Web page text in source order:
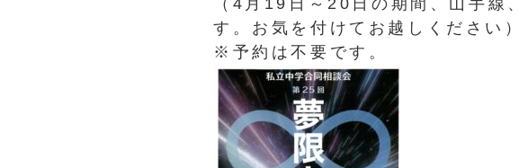
（4月19日～20日の期間、山手線、
す。 お気を付けてお越しください）
※予約は不要です。